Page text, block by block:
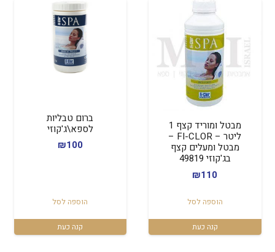
מבטל ומוריד קצף 1
ליטר – FI-CLOR –
מבטל ומעלים קצף
בג'קוזי 49819
₪110
הוספה לסל
קנה כעת
ברום טבליות
לספא\ג'קוזי
₪100
הוספה לסל
קנה כעת